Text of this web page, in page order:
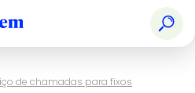
de chamadas para fixos